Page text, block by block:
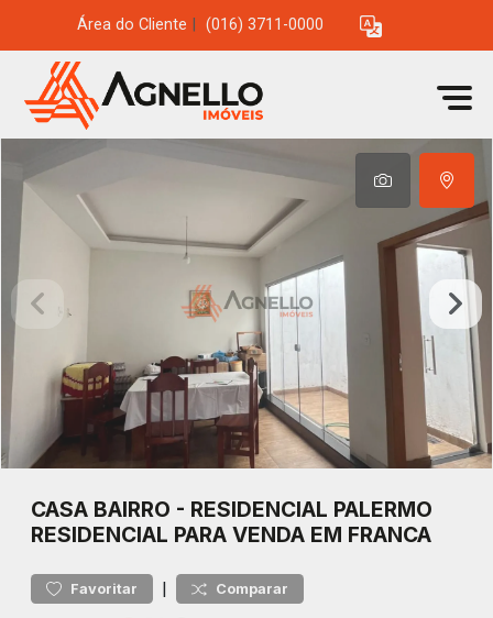
Área do Cliente (016) 3711-0000
CASA BAIRRO - RESIDENCIAL PALERMO
RESIDENCIAL PARA VENDA EM FRANCA
Favoritar | Comparar